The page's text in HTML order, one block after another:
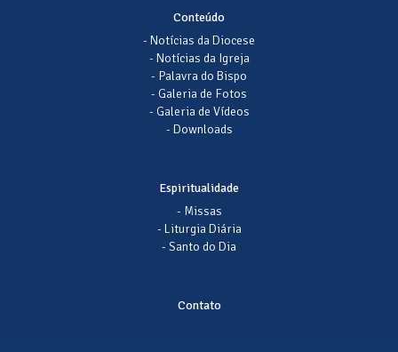
Conteúdo
- Notícias da Diocese
- Notícias da Igreja
- Palavra do Bispo
- Galeria de Fotos
- Galeria de Vídeos
- Downloads
Espiritualidade
- Missas
- Liturgia Diária
- Santo do Dia
Contato